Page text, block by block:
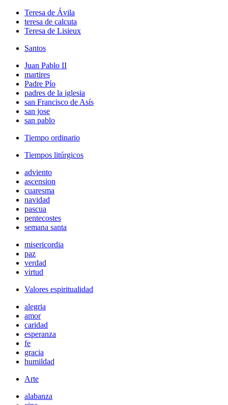
Teresa de Ávila
teresa de calcuta
Teresa de Lisieux
Santos
Juan Pablo II
martires
Padre Pío
padres de la iglesia
san Francisco de Asís
san jose
san pablo
Tiempo ordinario
Tiempos litúrgicos
adviento
ascension
cuaresma
navidad
pascua
pentecostes
semana santa
misericordia
paz
verdad
virtud
Valores espiritualidad
alegria
amor
caridad
esperanza
fe
gracia
humildad
Arte
alabanza